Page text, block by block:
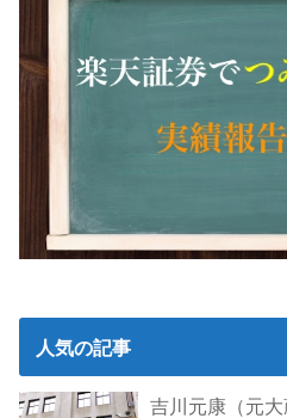
人気の記事
吉川元康（元